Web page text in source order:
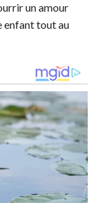
un amour
enfant tout au